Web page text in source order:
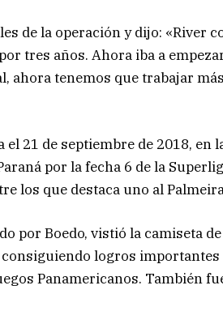
de la operación y dijo: «River
tres años. Ahora iba a
ahora tenemos que trabajar
21 de septiembre de 2018, en
por la fecha 6 de la
los que destaca uno al
por Boedo, vistió la camiseta
logros
Panamericanos. También